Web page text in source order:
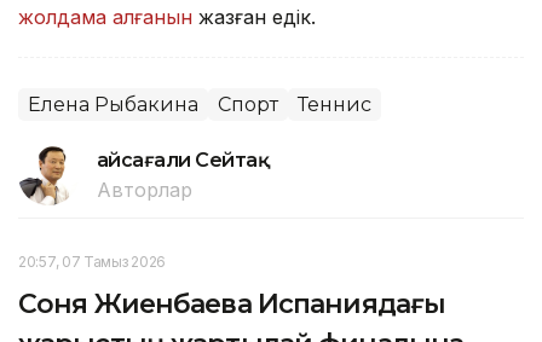
жолдама алғанын жазған едік.
Елена Рыбакина Спорт Теннис
Ғайсағали Сейтақ
Авторлар
20:57, 07 Тамыз 2026
Соня Жиенбаева Испаниядағы